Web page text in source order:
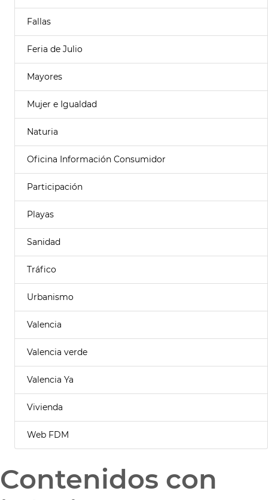
Fallas
Feria de Julio
Mayores
Mujer e Igualdad
Naturia
Oficina Información Consumidor
Participación
Playas
Sanidad
Tráfico
Urbanismo
Valencia
Valencia verde
Valencia Ya
Vivienda
Web FDM
Contenidos con